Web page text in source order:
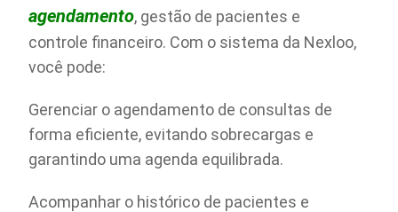
agendamento, gestão de pacientes e
controle financeiro. Com o sistema da Nexloo,
você pode:
Gerenciar o agendamento de consultas de
forma eficiente, evitando sobrecargas e
garantindo uma agenda equilibrada.
Acompanhar o histórico de pacientes e